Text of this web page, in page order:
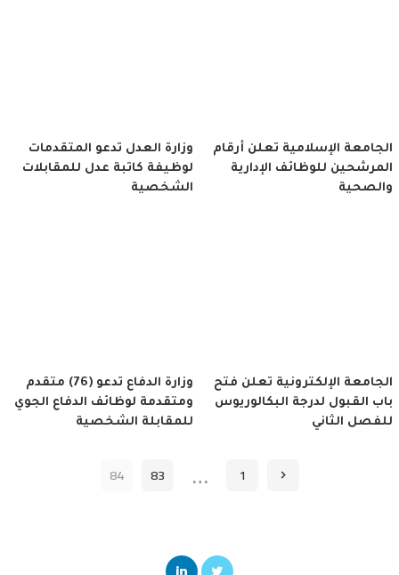
الجامعة الإسلامية تعلن أرقام
المرشحين للوظائف الإدارية
والصحية
وزارة العدل تدعو المتقدمات
لوظيفة كاتبة عدل للمقابلات
الشخصية
الجامعة الإلكترونية تعلن فتح
باب القبول لدرجة البكالوريوس
للفصل الثاني
وزارة الدفاع تدعو (76) متقدم
ومتقدمة لوظائف الدفاع الجوي
للمقابلة الشخصية
1
…
83
84